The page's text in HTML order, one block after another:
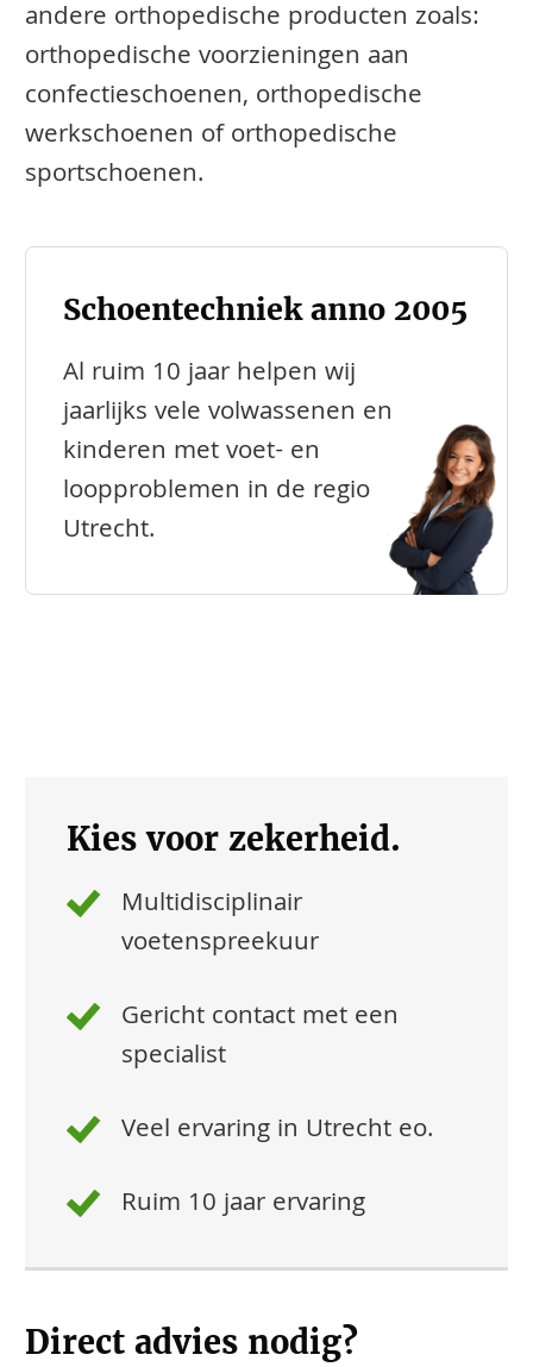
andere orthopedische producten zoals:
orthopedische voorzieningen aan
confectieschoenen, orthopedische
werkschoenen of orthopedische
sportschoenen.
Schoentechniek anno 2005
Al ruim 10 jaar helpen wij
jaarlijks vele volwassenen en
kinderen met voet- en
loopproblemen in de regio
Utrecht.
Kies voor zekerheid.
Multidisciplinair
voetenspreekuur
Gericht contact met een
specialist
Veel ervaring in Utrecht eo.
Ruim 10 jaar ervaring
Direct advies nodig?